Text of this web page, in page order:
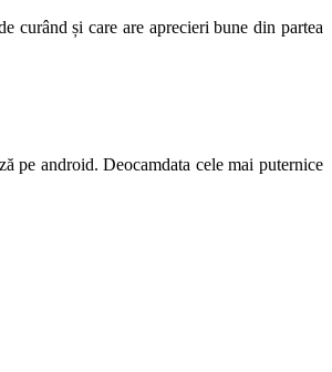
curând și care are aprecieri bune din partea
pe android. Deocamdata cele mai puternice